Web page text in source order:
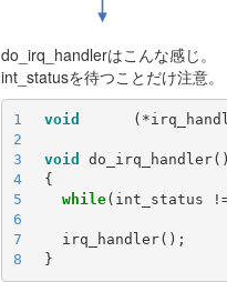
do_irq_handlerはこんな感じ。
int_statusを待つことだけ注意。
1 void
2
3
void
4
5
while(int_status
6
7
8